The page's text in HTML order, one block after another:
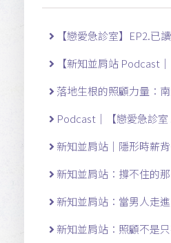
【戀愛急診室】EP2.已
【新知並肩站 Podcast
落地生根的照顧力量：
Podcast｜【戀愛急診室
新知並肩站｜隱形時薪
新知並肩站：撐不住的
新知並肩站：當男人走
新知並肩站：照顧不是